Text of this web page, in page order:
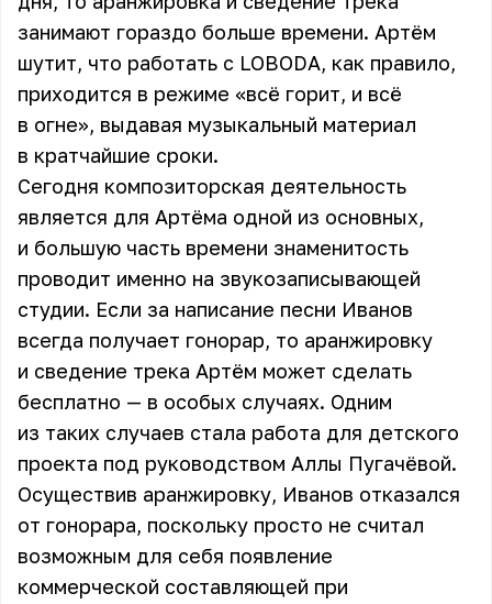
занимают гораздо больше времени. Артём
шутит, что работать с LOBODA, как правило,
приходится в режиме «всё горит, и всё
в огне», выдавая музыкальный материал
в кратчайшие сроки.
Сегодня композиторская деятельность
является для Артёма одной из основных,
и большую часть времени знаменитость
проводит именно на звукозаписывающей
студии. Если за написание песни Иванов
всегда получает гонорар, то аранжировку
и сведение трека Артём может сделать
бесплатно — в особых случаях. Одним
из таких случаев стала работа для детского
проекта под руководством Аллы Пугачёвой.
Осуществив аранжировку, Иванов отказался
от гонорара, поскольку просто не считал
возможным для себя появление
коммерческой составляющей при